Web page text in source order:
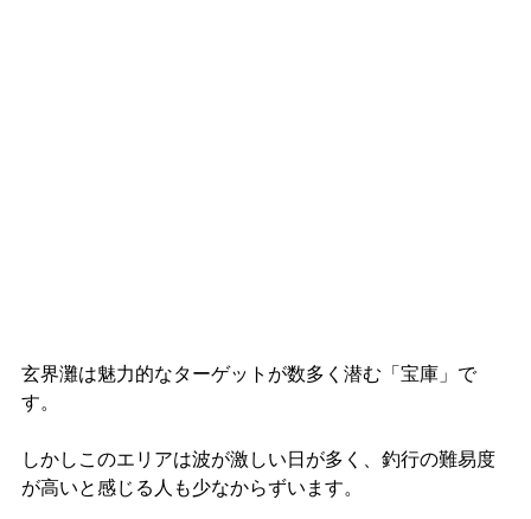
玄界灘は魅力的なターゲットが数多く潜む「宝庫」で
す。
しかしこのエリアは波が激しい日が多く、釣行の難易度
が高いと感じる人も少なからずいます。